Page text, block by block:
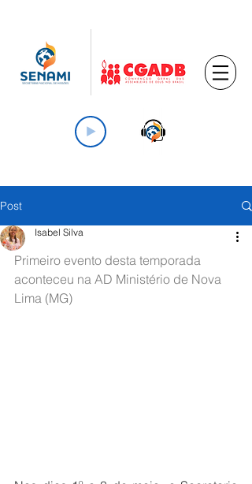
Post
Isabel Silva
Primeiro evento desta temporada
aconteceu na AD Ministério de Nova
Lima (MG)